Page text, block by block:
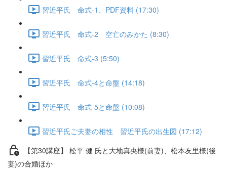
習近平氏 命式-1、PDF資料 (17:30)
習近平氏 命式-2 空亡のみかた (8:30)
習近平氏 命式-3 (5:50)
習近平氏 命式-4と命盤 (14:18)
習近平氏 命式-5と命盤 (10:08)
習近平氏ご夫妻の相性 習近平氏の出生図 (17:12)
【第30講座】 松平 健 氏と大地真央様(前妻)、松本友里様(後
妻)の合婚ほか